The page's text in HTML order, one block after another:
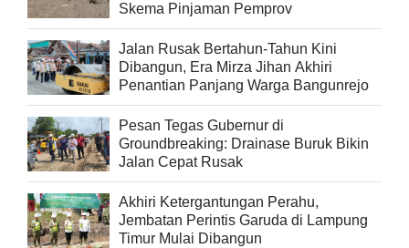
Skema Pinjaman Pemprov
Jalan Rusak Bertahun-Tahun Kini
Dibangun, Era Mirza Jihan Akhiri
Penantian Panjang Warga Bangunrejo
Pesan Tegas Gubernur di
Groundbreaking: Drainase Buruk Bikin
Jalan Cepat Rusak
Akhiri Ketergantungan Perahu,
Jembatan Perintis Garuda di Lampung
Timur Mulai Dibangun